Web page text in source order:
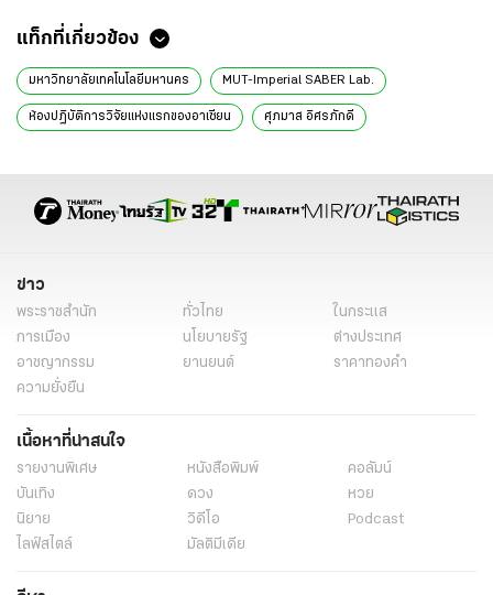
ข่าวที่เกี่ยวข้อง
ม.มหานคร จับมือ Imperial College London จัด IEEE BioSensors
2026 ยกระดับนวัตกรรมไทย
"ศุภมาส" วอนงดแชร์คลิปความรุนแรง หยุดซ้ำเติมบาดแผลผู้สูญเสีย
ความงาม
“ศุภมาส” ปลื้ม “บินล่าฝัน” ติด 1 ใน 4 หนังต่างชาติได้เข้าฉายภาพยนตร์เด็กที่
จีน
มหาวิทยาลัยเทคโนโลยีมหานคร
ห้องปฏิบัติการวิจัยแห่งแรกของอาเซียน ศุภมาส อิศรภักดี
กระทรวงการอุดมศึกษา วิทยาศาสตร์ วิจัยและนวัตกรรม